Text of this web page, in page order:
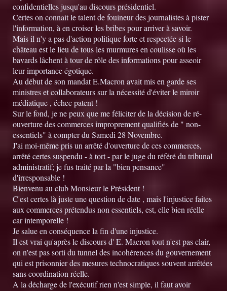
confidentielles jusqu'au discours présidentiel.
Certes on connait le talent de fouineur des journalistes à pister
l'information, à en croiser les bribes pour arriver à savoir.
Mais il n'y a pas d'action politique forte et respectée si le
château est le lieu de tous les murmures en coulisse où les
bavards lâchent à tour de rôle des informations pour asseoir
leur importance égotique.
Au début de son mandat E.Macron avait mis en garde ses
ministres et collaborateurs sur la nécessité d'éviter le miroir
médiatique , échec patent !
Sur le fond, je ne peux que me féliciter de la décision de ré-
ouverture des commerces improprement qualifiés de " non-
essentiels" à compter du Samedi 28 Novembre.
J'ai moi-même pris un arrêté d'ouverture de ces commerces,
arrêté certes suspendu - à tort - par le juge du référé du tribunal
administratif; je fus traité par la "bien pensance"
d'irresponsable !
Bienvenu au club Monsieur le Président !
C'est certes là juste une question de date , mais l'injustice faites
aux commerces prétendus non essentiels, est, elle bien réelle
car intemporelle !
Je salue en conséquence la fin d'une injustice.
Il est vrai qu'après le discours d' E. Macron tout n'est pas clair,
on n'est pas sorti du tunnel des incohérences du gouvernement
qui est prisonnier des mesures technocratiques souvent arrêtées
sans coordination réelle.
A la décharge de l'exécutif rien n'est simple, il faut avoir